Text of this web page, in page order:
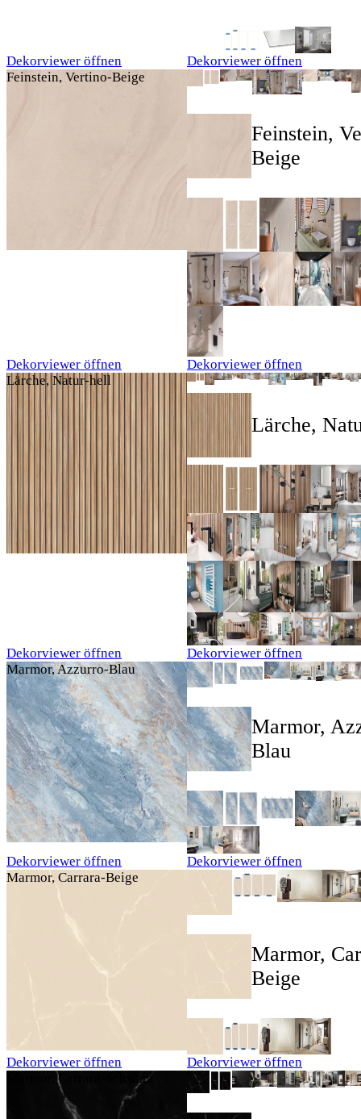
Dekorviewer öffnen
Dekorviewer öffnen
Feinstein, Vertino-Beige
Dekorviewer öffnen
Feinstein,
Beige
Dekorviewer öffnen
Lärche, Natur-hell
Dekorviewer öffnen
Lärche,
Dekorviewer öffnen
Marmor, Azzurro-Blau
Dekorviewer öffnen
Marmor,
Blau
Dekorviewer öffnen
Marmor, Carrara-Beige
Dekorviewer öffnen
Marmor,
Beige
Dekorviewer öffnen
Marmor, Carrara-Schwarz